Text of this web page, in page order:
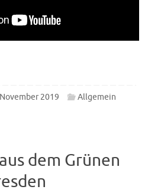
2019 Allgemein
dem Grünen